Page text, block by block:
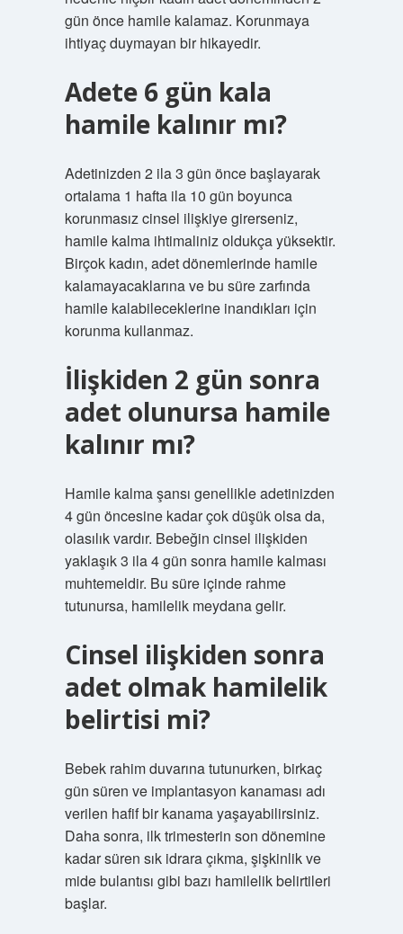
gün önce hamile kalamaz. Korunmaya
ihtiyaç duymayan bir hikayedir.
Adete 6 gün kala
hamile kalınır mı?
Adetinizden 2 ila 3 gün önce başlayarak
ortalama 1 hafta ila 10 gün boyunca
korunmasız cinsel ilişkiye girerseniz,
hamile kalma ihtimaliniz oldukça yüksektir.
Birçok kadın, adet dönemlerinde hamile
kalamayacaklarına ve bu süre zarfında
hamile kalabileceklerine inandıkları için
korunma kullanmaz.
İlişkiden 2 gün sonra
adet olunursa hamile
kalınır mı?
Hamile kalma şansı genellikle adetinizden
4 gün öncesine kadar çok düşük olsa da,
olasılık vardır. Bebeğin cinsel ilişkiden
yaklaşık 3 ila 4 gün sonra hamile kalması
muhtemeldir. Bu süre içinde rahme
tutunursa, hamilelik meydana gelir.
Cinsel ilişkiden sonra
adet olmak hamilelik
belirtisi mi?
Bebek rahim duvarına tutunurken, birkaç
gün süren ve implantasyon kanaması adı
verilen hafif bir kanama yaşayabilirsiniz.
Daha sonra, ilk trimesterin son dönemine
kadar süren sık idrara çıkma, şişkinlik ve
mide bulantısı gibi bazı hamilelik belirtileri
başlar.